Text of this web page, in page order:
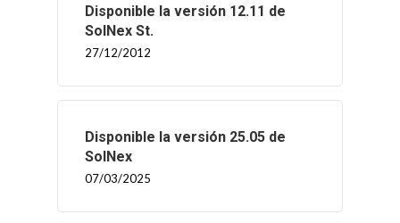
Disponible la versión 12.11 de
SolNex St.
27/12/2012
Disponible la versión 25.05 de
SolNex
07/03/2025